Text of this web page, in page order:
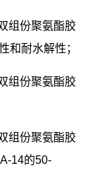
组份聚氨酯胶
和耐水解性；
组份聚氨酯胶
组份聚氨酯胶
14的50-